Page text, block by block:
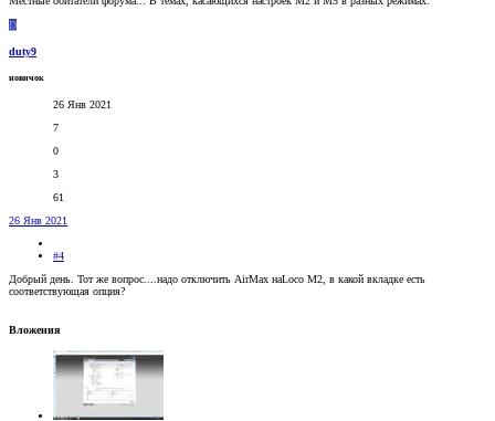
D
duty9
новичок
26 Янв 2021
7
0
3
61
26 Янв 2021
#4
Добрый день. Тот же вопрос....надо отключить AirMax наLoco M2, в какой вкладке есть
соответствующая опция?
Вложения